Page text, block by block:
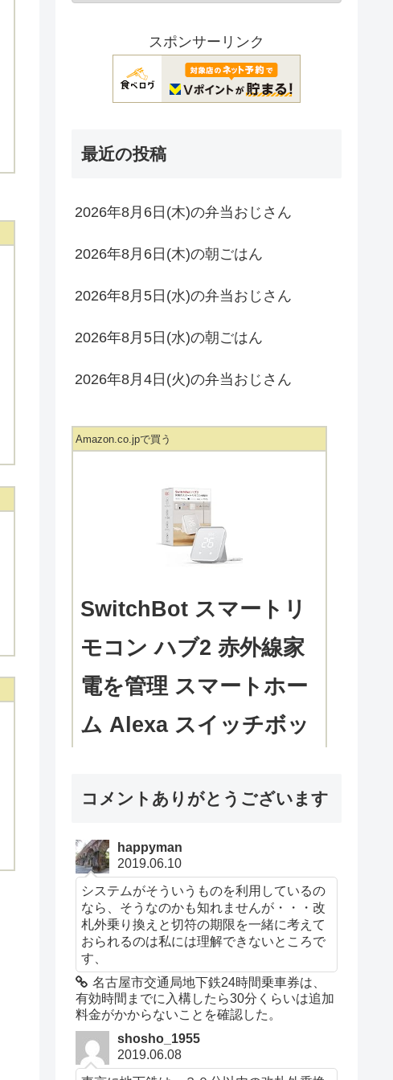
スポンサーリンク
最近の投稿
2026年8月6日(木)の弁当おじさん
2026年8月6日(木)の朝ごはん
2026年8月5日(水)の弁当おじさん
2026年8月5日(水)の朝ごはん
2026年8月4日(火)の弁当おじさん
Amazon.co.jpで買う
SwitchBot スマートリ
モコン ハブ2 赤外線家
電を管理 スマートホー
ム Alexa スイッチボッ
計機能付き 光センサー
付き リモートボタン ス
ケジュール シーンで家
電一括操作 遠隔操作 節
電·省エネ Google
Home IFTTT Siri
SmartThingsに対応
Hub2
コメントありがとうございます
happyman
2019.06.10
システムがそういうものを利用しているの
なら、そうなのかも知れませんが・・・改
札外乗り換えと切符の期限を一緒に考えて
おられるのは私には理解できないところで
す、
名古屋市交通局地下鉄24時間乗車券は、
有効時間までに入構したら30分くらいは追加
料金がかからないことを確認した。
shosho_1955
2019.06.08